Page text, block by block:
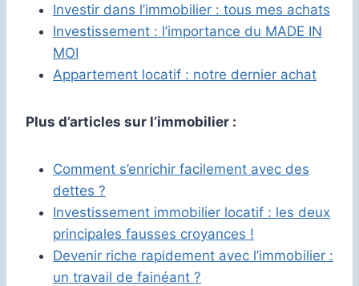
Investir dans l’immobilier : tous mes achats
Investissement : l’importance du MADE IN
MOI
Appartement locatif : notre dernier achat
Plus d’articles sur l’immobilier :
Comment s’enrichir facilement avec des
dettes ?
Investissement immobilier locatif : les deux
principales fausses croyances !
Devenir riche rapidement avec l’immobilier :
un travail de fainéant ?